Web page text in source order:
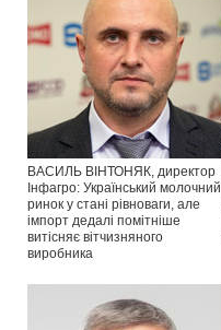
ВАСИЛЬ ВІНТОНЯК, директор
Інфагро: Український молочний
ринок у стані рівноваги, але
імпорт дедалі помітніше
витісняє вітчизняного
виробника